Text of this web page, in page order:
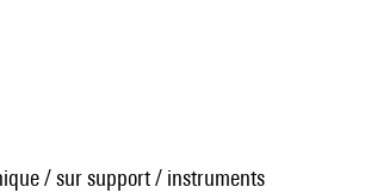
/ sur support / instruments